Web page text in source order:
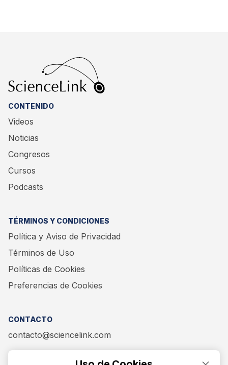
CONTENIDO
Videos
Noticias
Congresos
Cursos
Podcasts
TÉRMINOS Y CONDICIONES
Política y Aviso de Privacidad
Términos de Uso
Políticas de Cookies
Preferencias de Cookies
CONTACTO
contacto@sciencelink.com